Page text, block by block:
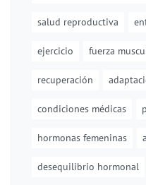
salud reproductiva
ejercicio fuerza
recuperación
condiciones médicas
hormonas femeninas
desequilibrio hormonal